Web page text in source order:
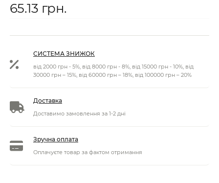
65.13 грн.
СИСТЕМА ЗНИЖОК
від 2000 грн - 5%, від 8000 грн - 8%, від 15000 грн - 10%, від
30000 грн – 15%, від 60000 грн – 18%, від 100000 грн – 20%
Доставка
Доставимо замовлення за 1-2 дні
Зручна оплата
Оплачуєте товар за фактом отримання